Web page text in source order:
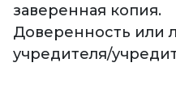
заверенная копия.
Доверенность или
учредителя/